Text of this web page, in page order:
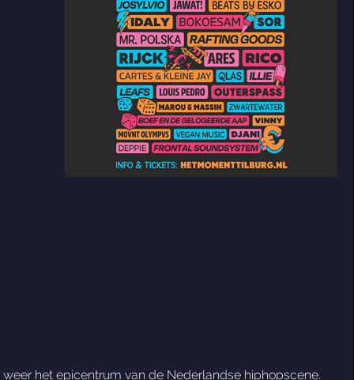
het epicentrum van de Nederlandse hiphopscene.